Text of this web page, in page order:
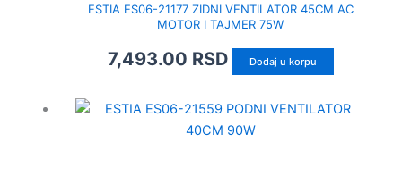
ESTIA ES06-21177 ZIDNI VENTILATOR 45CM AC
MOTOR I TAJMER 75W
7,493.00 RSD Dodaj u korpu